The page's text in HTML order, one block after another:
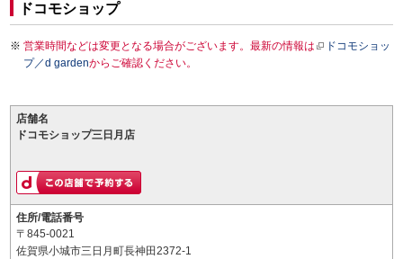
ドコモショップ
営業時間などは変更となる場合がございます。最新の情報は
ドコモショッ
プ／d gardenからご確認ください。
店舗名
ドコモショップ三日月店
住所/電話番号
〒845-0021
佐賀県小城市三日月町長神田2372-1